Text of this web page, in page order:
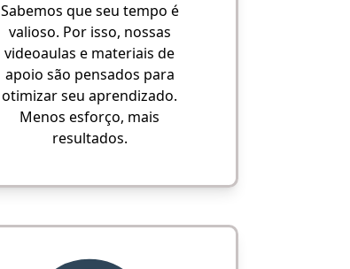
Sabemos que seu tempo é
valioso. Por isso, nossas
videoaulas e materiais de
apoio são pensados para
otimizar seu aprendizado.
Menos esforço, mais
resultados.